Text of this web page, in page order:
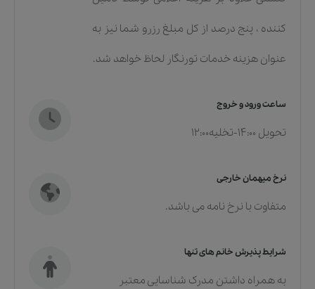
کننده ، پنج درصد از کل مبلغ رزرو شما نیز به
عنوان هزینه خدمات تورنگار لحاظ خواهد شد.
ساعت ورود و خروج
تحویل 14:00-تخلیه12:00
نرخ میهمان خارجی
متفاوت با نرخ نامه می باشد.
شرایط پذیرش خانم های تنها
به همراه داشتن مدرک شناسایی معتبر